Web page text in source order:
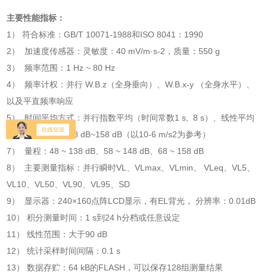
主要性能指标：
1）符合标准：GB/T 10071-1988和ISO 8041：1990
2） 加速度传感器：灵敏度：40 mV/m·s-2，质量：550 g
3）频率范围：1 Hz ~ 80 Hz
4）频率计权：并行 W.B.z（全身垂向）、W.B.x-y （全身水平）、
以及平直频率响应
5）时间平均方式：并行指数平均（时间常数1 s, 8 s）、线性平均
6）测量范围： 48 dB~158 dB（以10-6 m/s2为参考）
7）量程：48 ~ 138 dB、58 ~ 148 dB、68 ~ 158 dB
8） 主要测量指标：并行瞬时VL、VLmax、VLmin、 VLeq、VL5、
VL10、VL50、VL90、VL95、SD
9） 显示器：240×160点阵LCD显示，有EL背光， 分辨率：0.01dB
10）积分测量时间：1 s到24 h分档或任意设定
11）线性范围：大于90 dB
12）统计采样时间间隔：0.1 s
13）数据存贮：64 kB的FLASH，可以保存128组测量结果